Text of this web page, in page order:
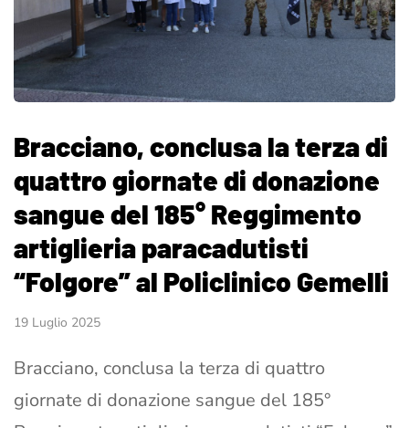
Bracciano, conclusa la terza di
quattro giornate di donazione
sangue del 185° Reggimento
artiglieria paracadutisti
“Folgore” al Policlinico Gemelli
19 Luglio 2025
Bracciano, conclusa la terza di quattro
giornate di donazione sangue del 185°